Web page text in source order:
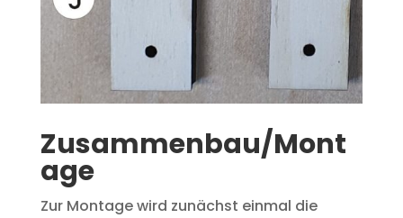
Zusammenbau/Mont
age
Zur Montage wird zunächst einmal die